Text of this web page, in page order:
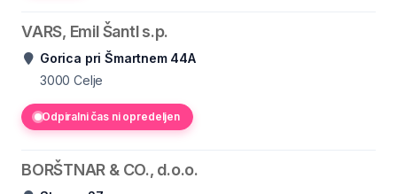
VARS, Emil Šantl s.p.
Gorica pri Šmartnem 44A
3000 Celje
Odpiralni čas ni opredeljen
BORŠTNAR & CO., d.o.o.